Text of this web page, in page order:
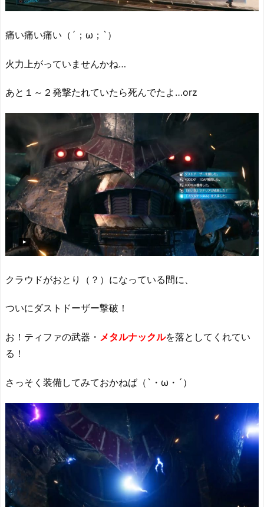
痛い痛い痛い（´；ω；`）
火力上がっていませんかね…
あと１～２発撃たれていたら死んでたよ…orz
クラウドがおとり（？）になっている間に、
ついにダストドーザー撃破！
お！ティファの武器・ メタルナックルを落としてくれてい
る！
さっそく装備してみておかねば（`・ω・´）